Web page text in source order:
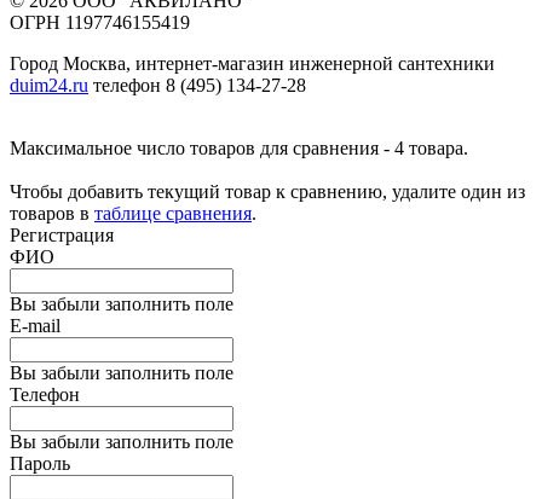
ОГРН 1197746155419
Город Москва, интернет-магазин инженерной сантехники
duim24.ru телефон 8 (495) 134-27-28
Максимальное число товаров для сравнения - 4 товара.
Чтобы добавить текущий товар к сравнению, удалите один из
товаров в таблице сравнения.
Регистрация
ФИО
Вы забыли заполнить поле
E-mail
Вы забыли заполнить поле
Телефон
Вы забыли заполнить поле
Пароль